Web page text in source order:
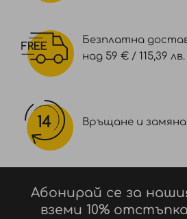
Безплатна
над 59 € / 115,39 лв.
Връщане и замяна
Абонирай се за
вземи 10%